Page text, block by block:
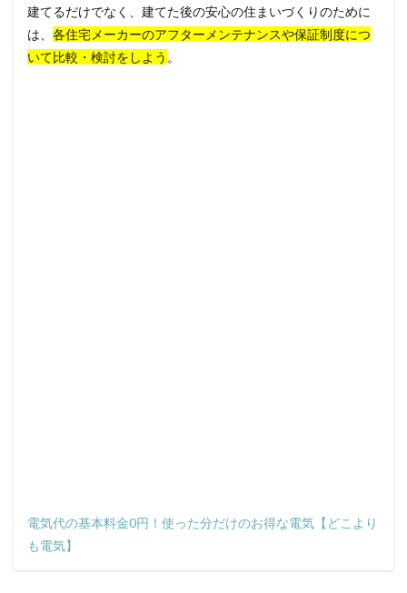
建てるだけでなく、建てた後の安心の住まいづくりのために
は、 各住宅メーカーのアフターメンテナンスや保証制度につ
いて比較・検討をしよう 。
電気代の基本料金0円！使った分だけのお得な電気【どこより
も電気】